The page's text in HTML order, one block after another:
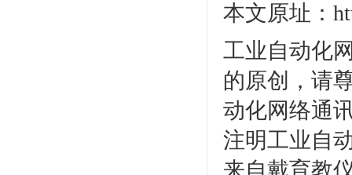
本文原址：
工业自动化
的原创，请
动化网络通
注明工业自
来自戴育教